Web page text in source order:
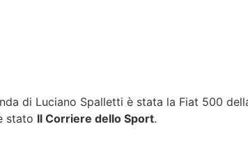
di Luciano Spalletti è stata la Fiat 500
stato Il Corriere dello Sport.